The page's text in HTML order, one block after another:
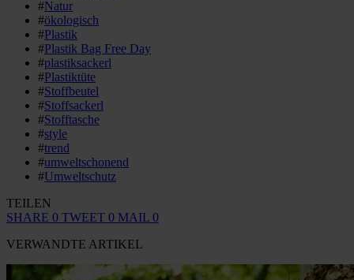
#Natur
#ökologisch
#Plastik
#Plastik Bag Free Day
#plastiksackerl
#Plastiktüte
#Stoffbeutel
#Stoffsackerl
#Stofftasche
#style
#trend
#umweltschonend
#Umweltschutz
TEILEN
SHARE 0 TWEET 0 MAIL 0
VERWANDTE ARTIKEL